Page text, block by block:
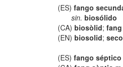
(ES)fango
sin. biosólido
(CA)biosòlid;
(EN)biosolid;
(ES)fango séptico